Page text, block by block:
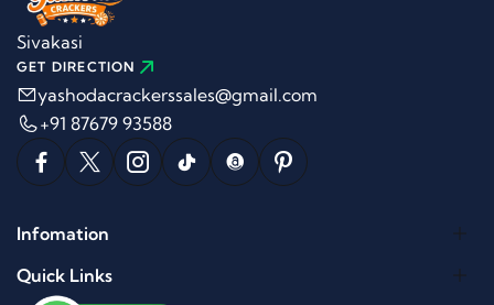
Sivakasi
GET DIRECTION
yashodacrackerssales@gmail.com
+91 87679 93588
Infomation
Quick Links